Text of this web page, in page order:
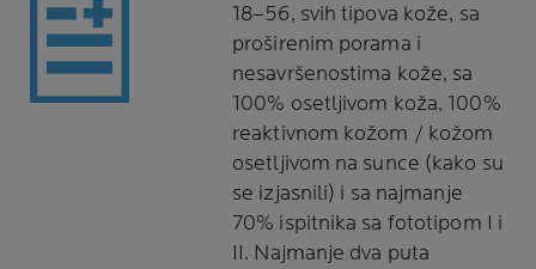
18–56, svih tipova kože, sa
proširenim porama i
nesavršenostima kože, sa
100% osetljivom koža, 100%
reaktivnom kožom / kožom
osetljivom na sunce (kako su
se izjasnili) i sa najmanje
70% ispitnika sa fototipom I i
II. Najmanje dva puta